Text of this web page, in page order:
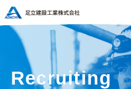
Recruiting